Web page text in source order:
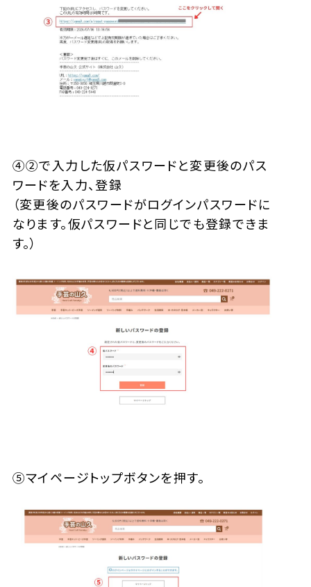
④②で入力した仮パスワードと変更後のパス
ワードを入力、登録
（変更後のパスワードがログインパスワードに
なります。仮パスワードと同じでも登録できま
す。）
⑤マイページトップボタンを押す。